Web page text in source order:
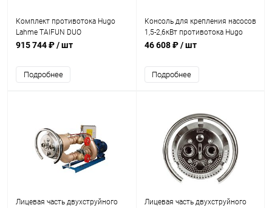
Комплект противотока Hugo
Lahme TAIFUN DUO
(7613050+7640020+7991020)
915 744 ₽/ шт
Подробнее
Консоль для крепления насосов
1,5-2,6кВт противотока Hugo
Lahme TAIFUN (7280050)
46 608 ₽/ шт
Подробнее
Лицевая часть двухструйного
Лицевая часть двухструйного